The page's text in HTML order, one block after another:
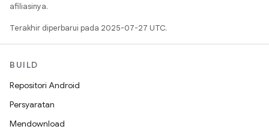
afiliasinya.
Terakhir diperbarui pada 2025-07-27 UTC.
BUILD
Repositori Android
Persyaratan
Mendownload